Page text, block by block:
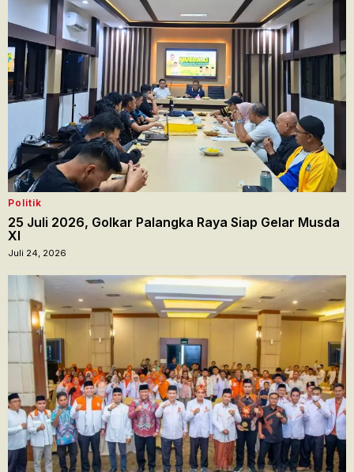
Politik
25 Juli 2026, Golkar Palangka Raya Siap Gelar Musda
XI
Juli 24, 2026